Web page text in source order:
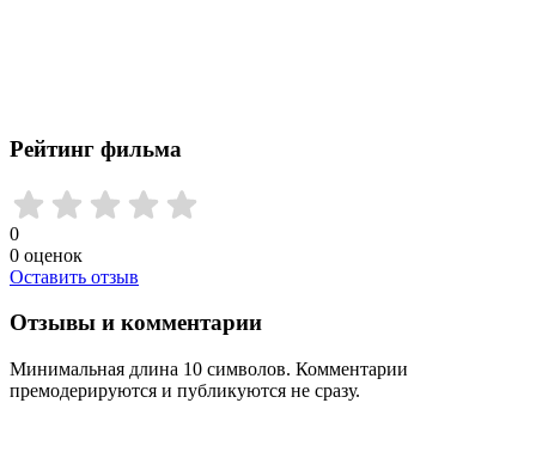
Рейтинг фильма
0
0 оценок
Оставить отзыв
Отзывы и комментарии
Минимальная длина 10 символов. Комментарии
премодерируются и публикуются не сразу.